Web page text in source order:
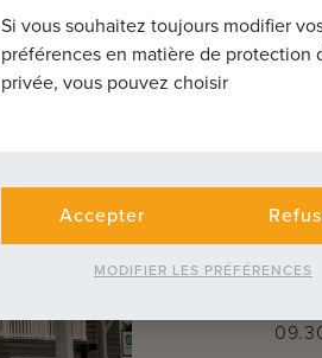
LUN
Si vous souhaitez toujours modifier
préférences en matière de protection
privée, vous pouvez choisir
Accepter
MODIFIER LES PRÉFÉRENCES